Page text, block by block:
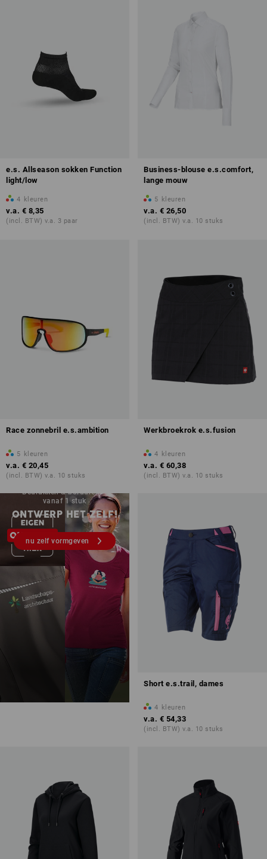
e.s. Allseason sokken Function
light/low
4 kleuren
v.a. € 8,35
(incl. BTW) v.a. 3 paar
Business-blouse e.s.comfort,
lange mouw
5 kleuren
v.a. € 26,50
(incl. BTW) v.a. 10 stuks
Race zonnebril e.s.ambition
5 kleuren
v.a. € 20,45
(incl. BTW) v.a. 10 stuks
Werkbroekrok e.s.fusion
4 kleuren
v.a. € 60,38
(incl. BTW) v.a. 10 stuks
Bedrukken & borduren –
vanaf 1 stuk
ONTWERP HET ZELF!
nu zelf vormgeven
Short e.s.trail, dames
4 kleuren
v.a. € 54,33
(incl. BTW) v.a. 10 stuks